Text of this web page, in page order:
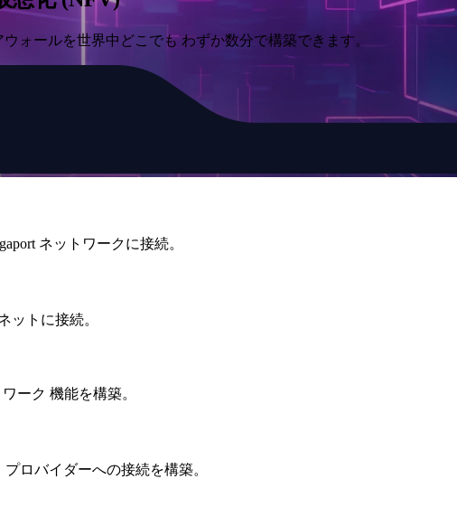
ォールを世界中どこでも わずか数分で構築できます。
ネットワークに接続。
ットに接続。
ーク 機能を構築。
ロバイダーへの接続を構築。